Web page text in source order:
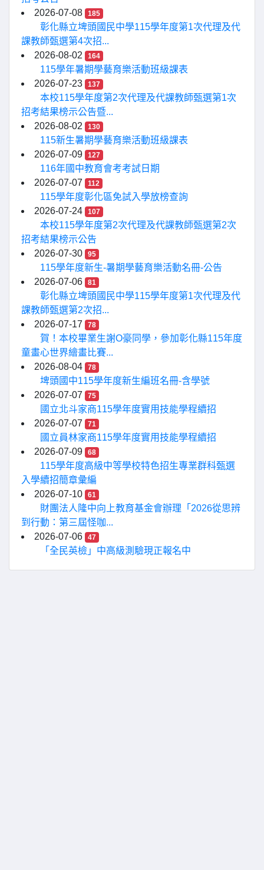
2026-07-08
185
彰化縣立埤頭國民中學115學年度第1次代理及代
課教師甄選第4次招...
2026-08-02
164
115學年暑期學藝育樂活動班級課表
2026-07-23
137
本校115學年度第2次代理及代課教師甄選第1次
招考結果榜示公告暨...
2026-08-02
130
115新生暑期學藝育樂活動班級課表
2026-07-09
127
116年國中教育會考考試日期
2026-07-07
112
115學年度彰化區免試入學放榜查詢
2026-07-24
107
本校115學年度第2次代理及代課教師甄選第2次
招考結果榜示公告
2026-07-30
95
115學年度新生-暑期學藝育樂活動名冊-公告
2026-07-06
81
彰化縣立埤頭國民中學115學年度第1次代理及代
課教師甄選第2次招...
2026-07-17
78
賀！本校畢業生謝O豪同學，參加彰化縣115年度
童畫心世界繪畫比賽...
2026-08-04
78
埤頭國中115學年度新生編班名冊-含學號
2026-07-07
75
國立北斗家商115學年度實用技能學程續招
2026-07-07
71
國立員林家商115學年度實用技能學程續招
2026-07-09
68
115學年度高級中等學校特色招生專業群科甄選
入學續招簡章彙編
2026-07-10
61
財團法人隆中向上教育基金會辦理「2026從思辨
到行動：第三屆怪咖...
2026-07-06
47
「全民英檢」中高級測驗現正報名中